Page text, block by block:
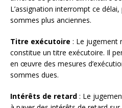
L’assignation interrompt ce
sommes plus anciennes.
Titre exécutoire : Le jugement
constitue un titre exécutoire. Il
en œuvre des mesures
sommes dues.
Intérêts de retard : Le